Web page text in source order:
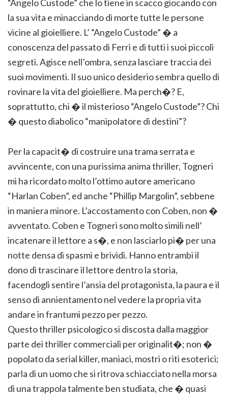
“Angelo Custode” che lo tiene in scacco giocando con
la sua vita e minacciando di morte tutte le persone
vicine al gioielliere. L’ “Angelo Custode” � a
conoscenza del passato di Ferri e di tutti i suoi piccoli
segreti. Agisce nell’ombra, senza lasciare traccia dei
suoi movimenti. Il suo unico desiderio sembra quello di
rovinare la vita del gioielliere. Ma perch�? E,
soprattutto, chi � il misterioso “Angelo Custode”? Chi
� questo diabolico “manipolatore di destini”?
Per la capacit� di costruire una trama serrata e
avvincente, con una purissima anima thriller, Togneri
mi ha ricordato molto l’ottimo autore americano
“Harlan Coben”, ed anche “Phillip Margolin”, sebbene
in maniera minore. L’accostamento con Coben, non �
avventato. Coben e Togneri sono molto simili nell’
incatenare il lettore a s�, e non lasciarlo pi� per una
notte densa di spasmi e brividi. Hanno entrambi il
dono di trascinare il lettore dentro la storia,
facendogli sentire l’ansia del protagonista, la paura e il
senso di annientamento nel vedere la propria vita
andare in frantumi pezzo per pezzo.
Questo thriller psicologico si discosta dalla maggior
parte dei thriller commerciali per originalit�; non �
popolato da serial killer, maniaci, mostri o riti esoterici;
parla di un uomo che si ritrova schiacciato nella morsa
di una trappola talmente ben studiata, che � quasi